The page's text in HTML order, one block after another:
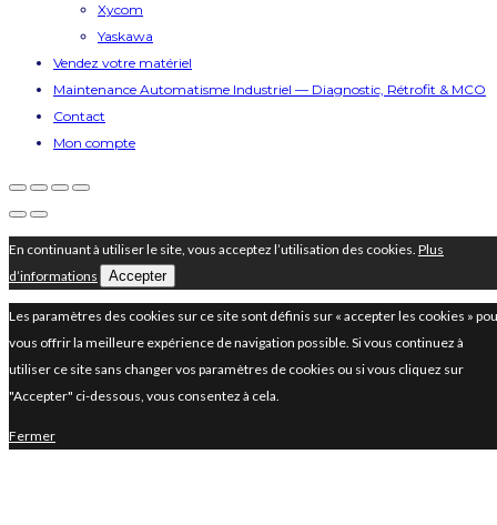
Xycom
Yaskawa
Vendez votre matériel
Maintenance Automatisme Industriel — Diagnostic, Rétrofit & MCO
Contact
Mon compte
En continuant à utiliser le site, vous acceptez l’utilisation des cookies. Plus
d’informations
Accepter
Les paramètres des cookies sur ce site sont définis sur « accepter les cookies »
vous offrir la meilleure expérience de navigation possible. Si vous continuez à
utiliser ce site sans changer vos paramètres de cookies ou si vous cliquez sur
"Accepter" ci-dessous, vous consentez à cela.
Fermer